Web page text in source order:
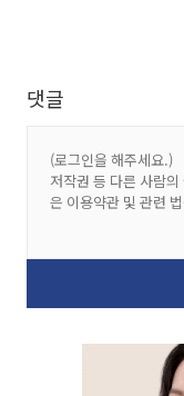
댓글